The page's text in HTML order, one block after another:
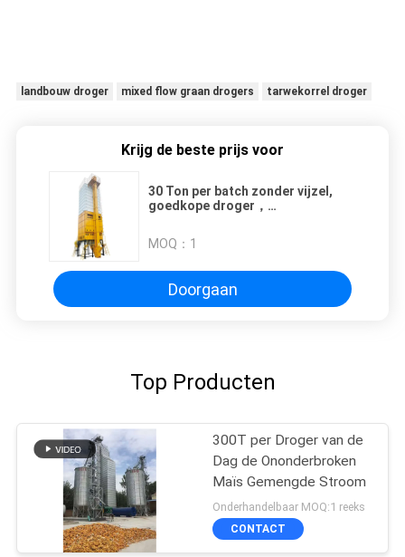
landbouw droger mixed flow graan drogers tarwekorrel droger
Krijg de beste prijs voor
30 Ton per batch zonder vijzel,
goedkope droger，
MOQ： 1
Doorgaan
Top Producten
300T per Droger van de
Dag de Ononderbroken
Maïs Gemengde Stroom
Onderhandelbaar MOQ:1 reeks
CONTACT